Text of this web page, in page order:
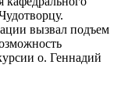
вызвал подъем
о. Геннадий